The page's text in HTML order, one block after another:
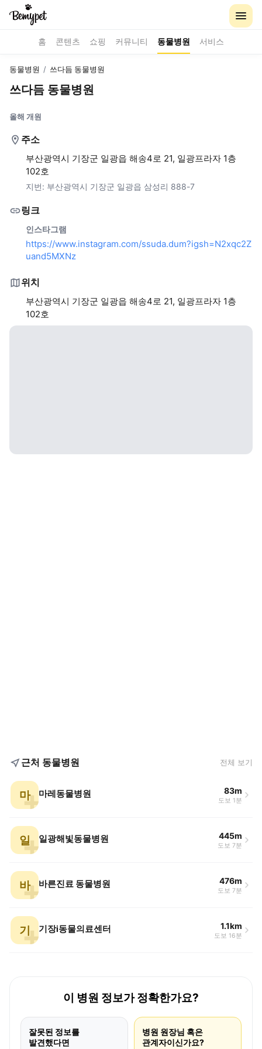
홈 콘텐츠 쇼핑 커뮤니티 동물병원 서비스
동물병원 / 쓰다듬 동물병원
쓰다듬 동물병원
올해 개원
주소
부산광역시 기장군 일광읍 해송4로 21, 일광프라자 1층
102호
지번: 부산광역시 기장군 일광읍 삼성리 888-7
링크
인스타그램
https://www.instagram.com/ssuda.dum?igsh=N2xqc2Z
uand5MXNz
위치
부산광역시 기장군 일광읍 해송4로 21, 일광프라자 1층
102호
근처 동물병원 전체 보기
마 마레동물병원 83m
도보 1분
일 일광해빛동물병원 445m
도보 7분
바 바른진료 동물병원 476m
도보 7분
기 기장i동물의료센터 1.1km
도보 16분
이 병원 정보가 정확한가요?
잘못된 정보를
발견했다면
병원 원장님 혹은
관계자이신가요?